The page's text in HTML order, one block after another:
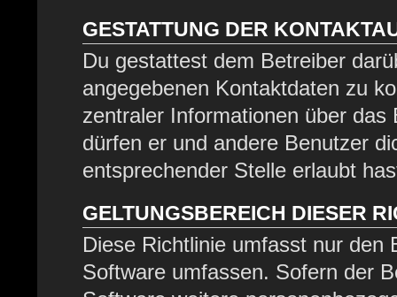
GESTATTUNG DER
Du gestattest dem Betreiber
angegebenen Kontaktdaten zu
zentraler Informationen über
dürfen er und andere Benutzer
entsprechender Stelle erlaubt
GELTUNGSBEREICH DIESER
Diese Richtlinie umfasst nur den
Software umfassen. Sofern der